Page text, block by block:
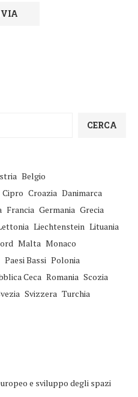
CERCA
Belgio
Cipro Croazia Danimarca
Francia Germania Grecia
Liechtenstein Lituania
Malta Monaco
Paesi Bassi Polonia
Ceca Romania Scozia
Svizzera Turchia
e sviluppo degli spazi